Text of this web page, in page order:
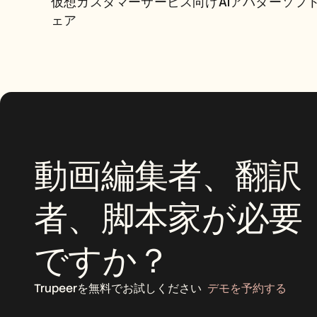
ェア
動画編集者、翻訳
者、脚本家が必要
ですか？
Trupeerを無料でお試しください デモを予約する